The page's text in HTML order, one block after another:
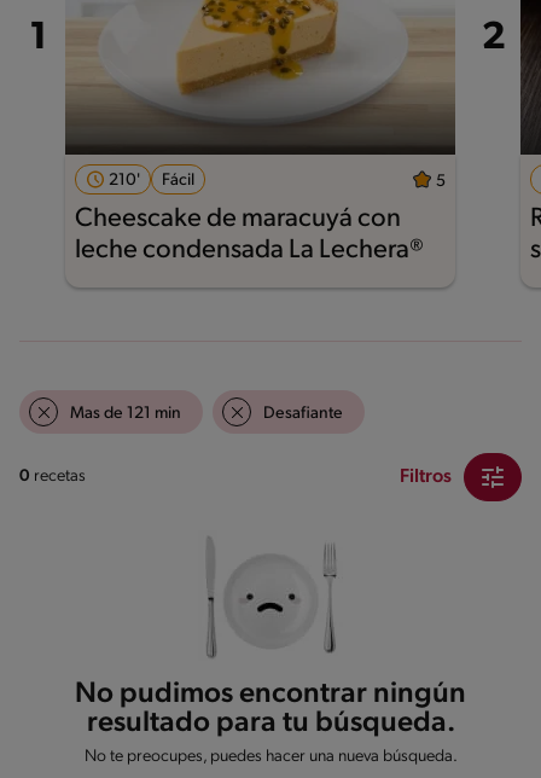
210' Fácil 5
Cheescake de maracuyá con
leche condensada La Lechera®
Mas de 121 min Desafiante
0 recetas Filtros
No pudimos encontrar ningún
resultado para tu búsqueda.
No te preocupes, puedes hacer una nueva búsqueda.